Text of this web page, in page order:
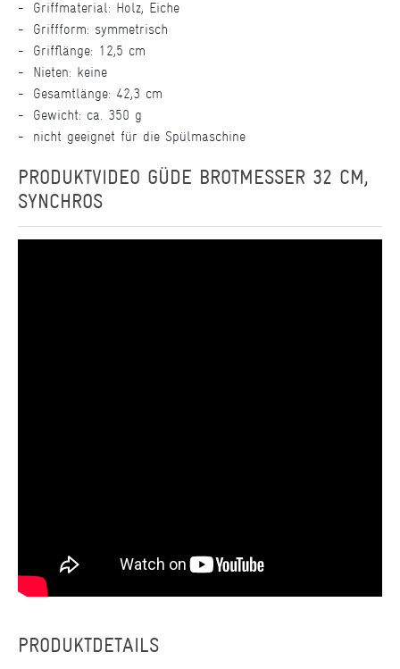
Griffmaterial: Holz, Eiche
Griffform: symmetrisch
Grifflänge: 12,5 cm
Nieten: keine
Gesamtlänge: 42,3 cm
Gewicht: ca. 350 g
nicht geeignet für die Spülmaschine
PRODUKTVIDEO GÜDE BROTMESSER 32 CM,
SYNCHROS
PRODUKTDETAILS